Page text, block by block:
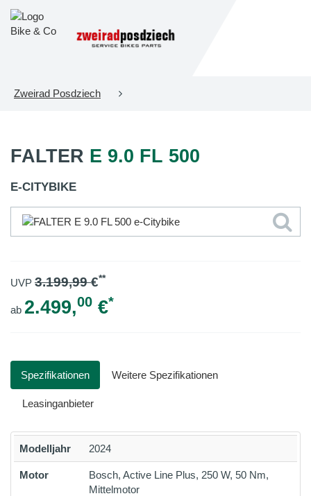
Zweirad Posdziech
FALTER E 9.0 FL 500
E-CITYBIKE
UVP 3.199,99€**
ab 2.499,00 €*
Spezifikationen Weitere Spezifikationen
Leasinganbieter
Modelljahr 2024
Motor
Bosch, Active Line Plus, 250 W, 50 Nm,
Mittelmotor